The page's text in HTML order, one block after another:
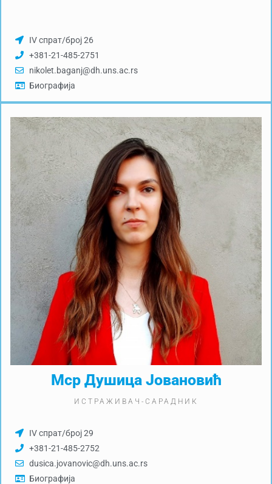
IV спрат/број 26
+381-21-485-2751
nikolet.baganj@dh.uns.ac.rs
Биографија
Мср Душица Јовановић
ИСТРАЖИВАЧ-САРАДНИК
IV спрат/број 29
+381-21-485-2752
dusica.jovanovic@dh.uns.ac.rs
Биографија